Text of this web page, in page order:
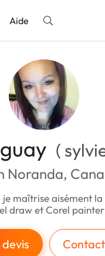
Aide
(
Noranda,
je maîtrise aisément
draw et Corel painter